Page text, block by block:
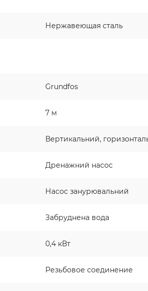
Нержавеющая сталь
Grundfos
7 м
Вертикальний,
Дренажний насос
Насос занурювальний
Забруднена вода
0,4 кВт
Резьбовое соединение